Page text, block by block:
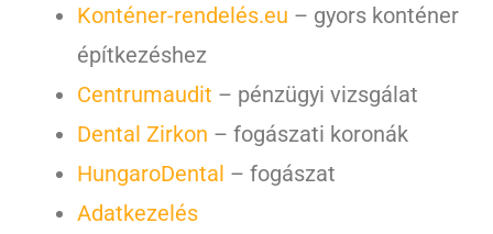
Konténer-rendelés.eu – gyors konténer
építkezéshez
Centrumaudit – pénzügyi vizsgálat
Dental Zirkon – fogászati koronák
HungaroDental – fogászat
Adatkezelés